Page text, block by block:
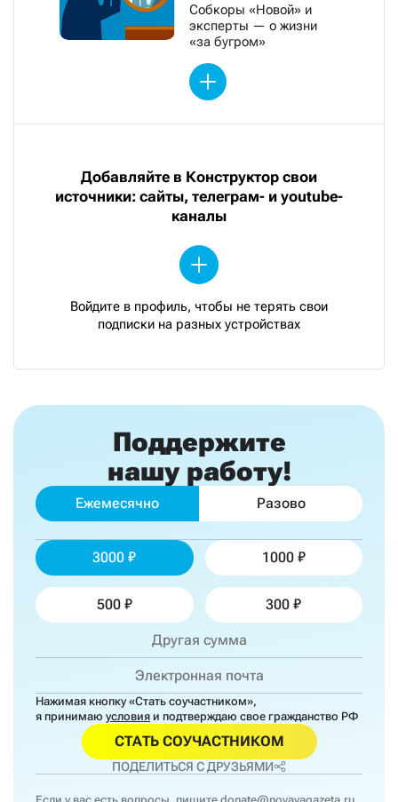
Собкоры «Новой» и
эксперты — о жизни
«за бугром»
Добавляйте в Конструктор свои
источники: сайты, телеграм- и youtube-
каналы
Войдите в профиль, чтобы не терять свои
подписки на разных устройствах
Поддержите
нашу работу!
Ежемесячно Разово
3000 1000
500 300
Нажимая кнопку «Стать соучастником»,
я принимаю условия и подтверждаю свое гражданство РФ
СТАТЬ СОУЧАСТНИКОМ
ПОДЕЛИТЬСЯ С ДРУЗЬЯМИ